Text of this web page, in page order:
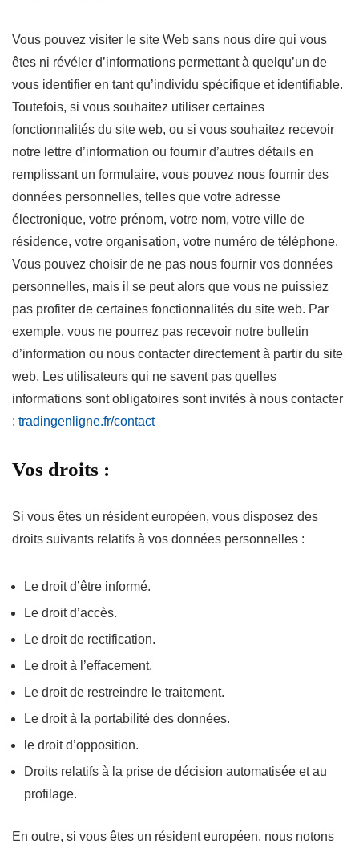
Vous pouvez visiter le site Web sans nous dire qui vous
êtes ni révéler d’informations permettant à quelqu’un de
vous identifier en tant qu’individu spécifique et identifiable.
Toutefois, si vous souhaitez utiliser certaines
fonctionnalités du site web, ou si vous souhaitez recevoir
notre lettre d’information ou fournir d’autres détails en
remplissant un formulaire, vous pouvez nous fournir des
données personnelles, telles que votre adresse
électronique, votre prénom, votre nom, votre ville de
résidence, votre organisation, votre numéro de téléphone.
Vous pouvez choisir de ne pas nous fournir vos données
personnelles, mais il se peut alors que vous ne puissiez
pas profiter de certaines fonctionnalités du site web. Par
exemple, vous ne pourrez pas recevoir notre bulletin
d’information ou nous contacter directement à partir du site
web. Les utilisateurs qui ne savent pas quelles
informations sont obligatoires sont invités à nous contacter
: tradingenligne.fr/contact
Vos droits :
Si vous êtes un résident européen, vous disposez des
droits suivants relatifs à vos données personnelles :
Le droit d’être informé.
Le droit d’accès.
Le droit de rectification.
Le droit à l’effacement.
Le droit de restreindre le traitement.
Le droit à la portabilité des données.
le droit d’opposition.
Droits relatifs à la prise de décision automatisée et au
profilage.
En outre, si vous êtes un résident européen, nous notons